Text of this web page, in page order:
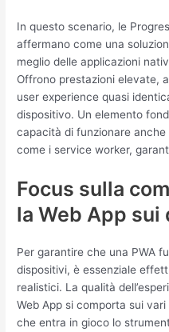
In questo scenario, le
affermano come una
meglio delle applicazioni
Offrono prestazioni elevate,
user experience quasi
dispositivo. Un elemento
capacità di funzionare
come i service worker,
Focus sulla
la Web App
Per garantire che una PWA
dispositivi, è essenziale
realistici. La qualità
Web App si comporta sui
che entra in gioco lo